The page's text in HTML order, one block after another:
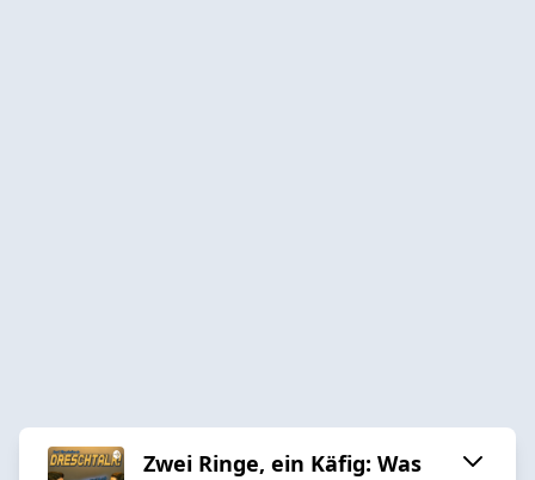
Zwei Ringe, ein Käfig: Was